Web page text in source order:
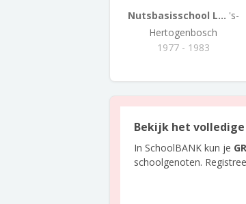
Nutsbasisschool L... 's-
Hertogenbosch
1977 - 1983
Bekijk het
In SchoolBANK kun je
schoolgenoten.